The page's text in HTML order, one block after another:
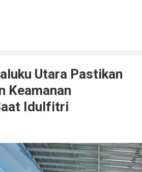
Utara Pastikan
Keamanan
Idulfitri